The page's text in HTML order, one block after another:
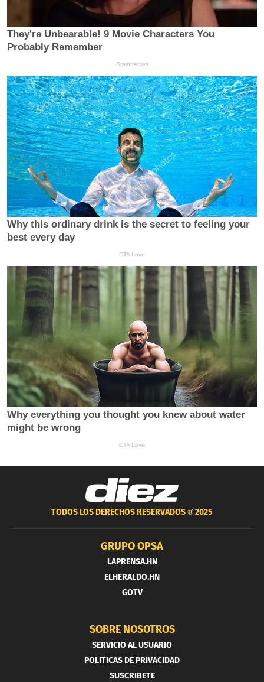
TODOS LOS DERECHOS RESERVADOS ®2025
GRUPO OPSA
LAPRENSA.HN
ELHERALDO.HN
GOTV
SOBRE NOSOTROS
SERVICIO AL USUARIO
POLITICAS DE PRIVACIDAD
SUSCRIBETE